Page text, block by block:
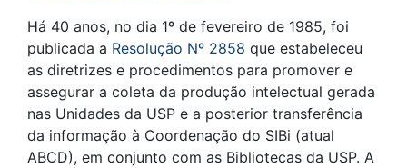
Há 40 anos, no dia 1º de fevereiro de 1985, foi
publicada a Resolução Nº 2858 que estabeleceu
as diretrizes e procedimentos para promover e
assegurar a coleta da produção intelectual gerada
nas Unidades da USP e a posterior transferência
da informação à Coordenação do SIBi (atual
ABCD), em conjunto com as Bibliotecas da USP. A